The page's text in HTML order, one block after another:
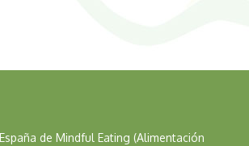
de Mindful Eating (Alimentación